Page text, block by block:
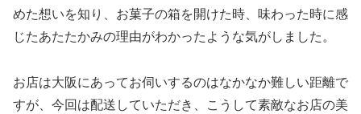
めた想いを知り、お菓子の箱を開けた時、味わった時に感
じたあたたかみの理由がわかったような気がしました。
お店は大阪にあってお伺いするのはなかなか難しい距離で
すが、今回は配送していただき、こうして素敵なお店の美